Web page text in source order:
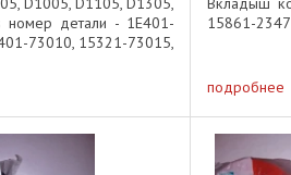
детали - 1E401-
73010, 15321-73015,
15861-
подробнее